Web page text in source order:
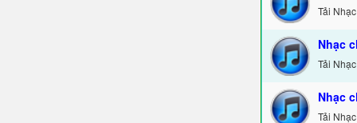
Tải
Nhạc
Tải
Nhạc
Tải